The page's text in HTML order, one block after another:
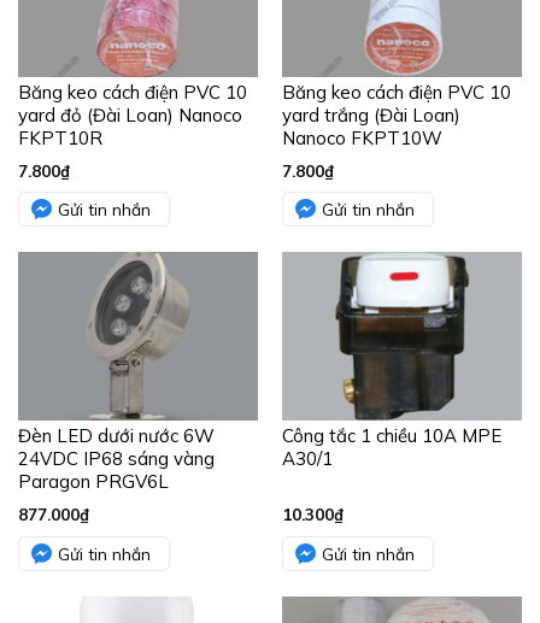
Băng keo cách điện PVC 10
yard đỏ (Đài Loan) Nanoco
FKPT10R
7.800₫
Gửi tin nhắn
Băng keo cách điện PVC 10
yard trắng (Đài Loan)
Nanoco FKPT10W
7.800₫
Gửi tin nhắn
Đèn LED dưới nước 6W
24VDC IP68 sáng vàng
Paragon PRGV6L
877.000₫
Gửi tin nhắn
Công tắc 1 chiều 10A MPE
A30/1
10.300₫
Gửi tin nhắn